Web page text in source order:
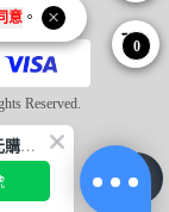
意。
Reserved.
0
💥官網新會員$50元購物金領取方式📢